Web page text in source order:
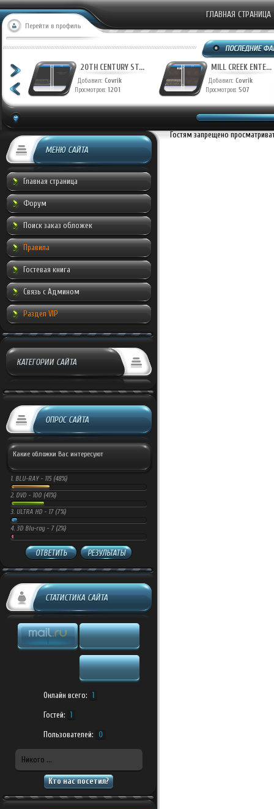
Перейти в профиль
ГЛАВНАЯ СТРАНИЦА
20TH CENTURY ST...
Добавил: Covrik
Просмотров: 1201
MILL CREEK ENTE...
Добавил: Covrik
Просмотров: 507
МЕНЮ САЙТА
Главная страница
Форум
Поиск заказ обложек
Правила
Гостевая книга
Связь с Админом
Раздел VIP
КАТЕГОРИИ САЙТА
ОПРОС САЙТА
Какие обложки Вас интересуют
1. BLU-RAY - 115 (48%)
2. DVD - 100 (41%)
3. ULTRA HD - 17 (7%)
4. 3D Blu-ray - 7 (2%)
ОТВЕТИТЬ РЕЗУЛЬТАТЫ
СТАТИСТИКА САЙТА
Онлайн всего: 1
Гостей: 1
Пользователей: 0
Никого ...
Кто нас посетил?
Гостям запрещено